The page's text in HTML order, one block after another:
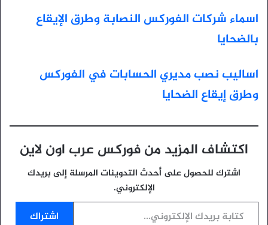
اسماء شركات الفوركس النصابة وطرق الإيقاع
بالضحايا
اساليب نصب مديري الحسابات في الفوركس
وطرق إيقاع الضحايا
اكتشاف المزيد من فوركس عرب اون لاين
اشترك للحصول على أحدث التدوينات المرسلة إلى بريدك
الإلكتروني.
كتابة بريدك الإلكتروني...
اشتراك